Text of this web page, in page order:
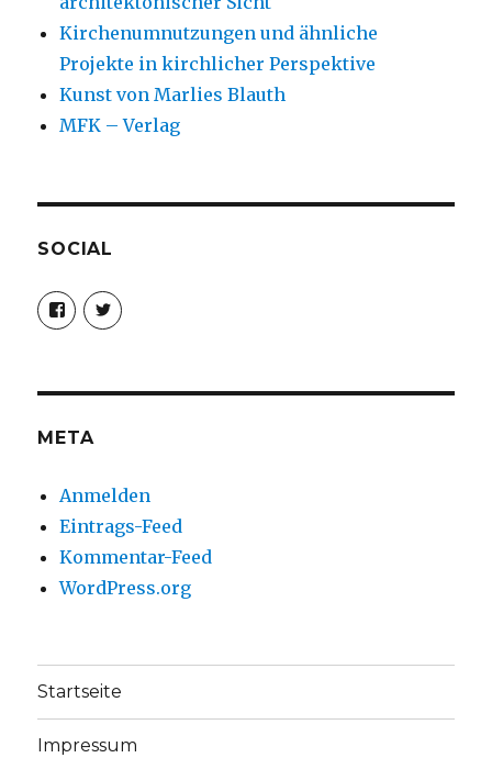
Kirchenumnutzungen und ähnliche
Projekte in kirchlicher Perspektive
Kunst von Marlies Blauth
MFK – Verlag
SOCIAL
Profil
von
christoph.fleischer1
anzeigen
Profil
von
anzeigen
META
Anmelden
Eintrags-Feed
Kommentar-Feed
WordPress.org
Startseite
Impressum